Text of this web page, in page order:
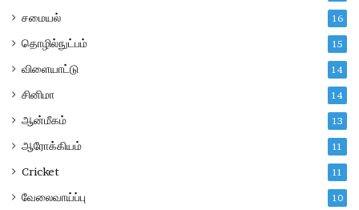
சமையல் 16
தொழில்நுட்பம் 15
விளையாட்டு 14
சினிமா 14
ஆன்மீகம் 13
ஆரோக்கியம் 11
Cricket 11
வேலைவாய்ப்பு 10